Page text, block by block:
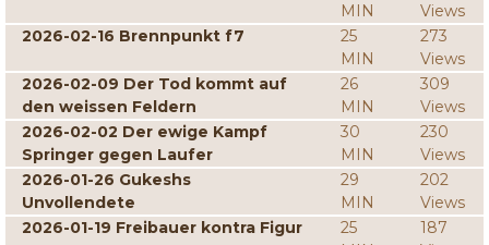
MIN
Views
2026-02-16 Brennpunkt f7
25
MIN
273
Views
2026-02-09 Der Tod kommt auf
den weissen Feldern
26
MIN
309
Views
2026-02-02 Der ewige Kampf
Springer gegen Laufer
30
MIN
230
Views
2026-01-26 Gukeshs
Unvollendete
29
MIN
202
Views
2026-01-19 Freibauer kontra Figur
25
187